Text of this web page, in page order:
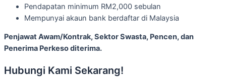
Pendapatan minimum RM2,000 sebulan
Mempunyai akaun bank berdaftar di Malaysia
Penjawat Awam/Kontrak, Sektor Swasta, Pencen, dan
Penerima Perkeso diterima.
Hubungi Kami Sekarang!